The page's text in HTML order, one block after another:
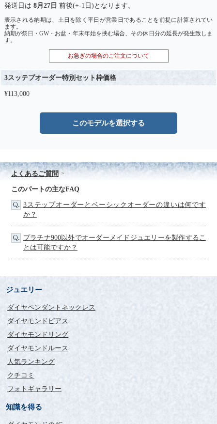
発送日は 8月27日 前後(+-1日)となります。
表示される納期は、土日を除く平日が営業日であることを前提に計算されてい
ます。
納期が祭日・GW・お盆・年末年始を挟む場合、その休日分の延長が発生致しま
す。
お急ぎの場合のご注文について
3スッテプオーダー特別セット枠価格
¥113,000
このモデルを選択する
よくあるご質問
このパートの主なFAQ
3ステップオーダーとベーシックオーダーの違いは何です
か？
プラチナ900以外でオーダーメイドジュエリーを製作するこ
とは可能ですか？
ジュエリー
ダイヤペンダントネックレス
ダイヤモンドピアス
ダイヤモンドリング
ダイヤモンドルース
人気ランキング
クチコミ
フォトギャラリー
知識を得る